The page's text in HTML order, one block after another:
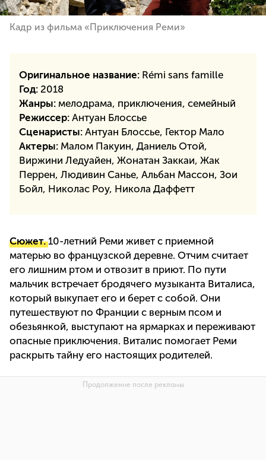
Кадр из фильма «Приключения Реми»
Оригинальное название: Rémi sans famille
Год: 2018
Жанры: мелодрама, приключения, семейный
Режиссер: Антуан Блоссье
Сценаристы: Антуан Блоссье, Гектор Мало
Актеры: Малом Пакуин, Даниель Отой,
Виржини Ледуайен, Жонатан Заккаи, Жак
Перрен, Людивин Санье, Альбан Массон, Зои
Бойл, Николас Роу, Никола Даффетт
Сюжет. 10-летний Реми живет с приемной
матерью во французской деревне. Отчим считает
его лишним ртом и отвозит в приют. По пути
мальчик встречает бродячего музыканта Виталиса,
который выкупает его и берет с собой. Они
путешествуют по Франции с верным псом и
обезьянкой, выступают на ярмарках и переживают
опасные приключения. Виталис помогает Реми
раскрыть тайну его настоящих родителей.